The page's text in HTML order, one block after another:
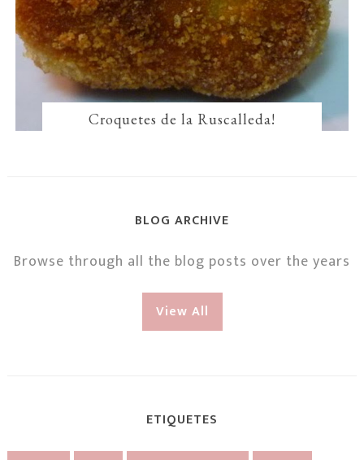
Croquetes de la Ruscalleda!
BLOG ARCHIVE
Browse through all the blog posts over the years
View All
ETIQUETES